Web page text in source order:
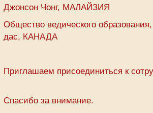
Джонсон Чонг, МАЛАЙЗИЯ
Общество ведического
дас, КАНАДА
Приглашаем присоединиться к
Спасибо за внимание.